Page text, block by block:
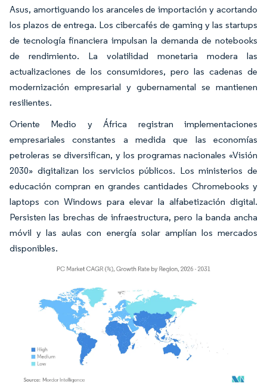
Asus, amortiguando los aranceles de importación y acortando
los plazos de entrega. Los cibercafés de gaming y las startups
de tecnología financiera impulsan la demanda de notebooks
de rendimiento. La volatilidad monetaria modera las
actualizaciones de los consumidores, pero las cadenas de
modernización empresarial y gubernamental se mantienen
resilientes.
Oriente Medio y África registran implementaciones
empresariales constantes a medida que las economías
petroleras se diversifican, y los programas nacionales «Visión
2030» digitalizan los servicios públicos. Los ministerios de
educación compran en grandes cantidades Chromebooks y
laptops con Windows para elevar la alfabetización digital.
Persisten las brechas de infraestructura, pero la banda ancha
móvil y las aulas con energía solar amplían los mercados
disponibles.